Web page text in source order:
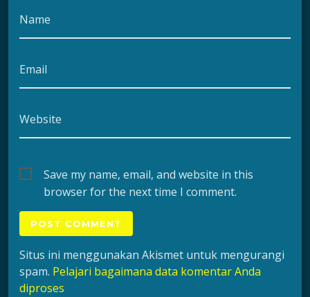
Name
Email
Website
Save my name, email, and website in this
browser for the next time I comment.
Situs ini menggunakan Akismet untuk mengurangi
spam. Pelajari bagaimana data komentar Anda
diproses